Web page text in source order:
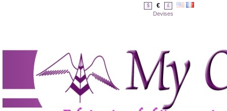
$ € £
Devises